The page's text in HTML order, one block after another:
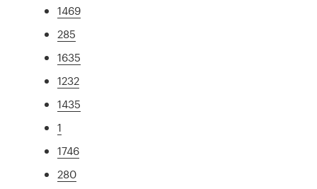
1469
285
1635
1232
1435
1
1746
280